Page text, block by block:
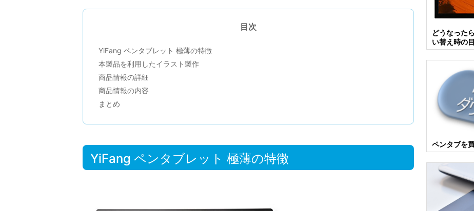
目次
YiFang ペンタブレット 極薄の特徴
本製品を利用したイラスト製作
商品情報の詳細
商品情報の内容
まとめ
YiFang ペンタブレット 極薄の特徴
どうなった
い替え時の
ペンタブを